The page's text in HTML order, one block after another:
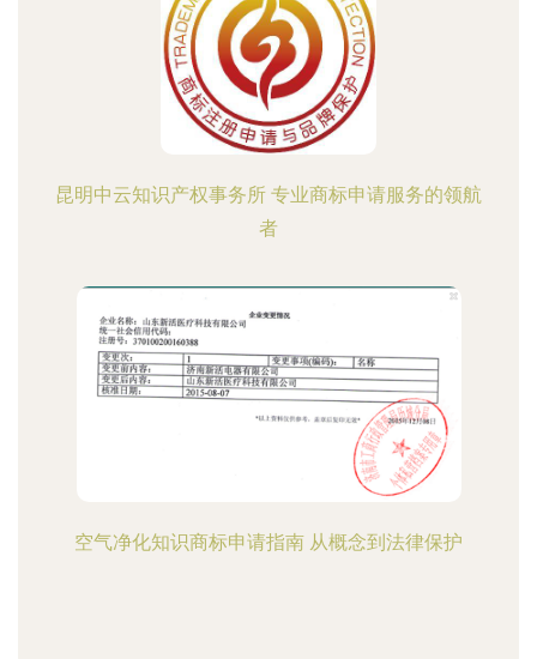
昆明中云知识产权事务所 专业商标申请服务的领航
者
空气净化知识商标申请指南 从概念到法律保护